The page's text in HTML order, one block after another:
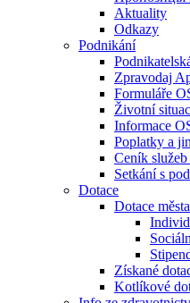
Aktuality
Odkazy
Podnikání
Zpravodaj
Formuláře
Životní
Informace
Poplatky a
Ceník
Setkání s
Dotace
Dotace
Získané
Kotlíkové